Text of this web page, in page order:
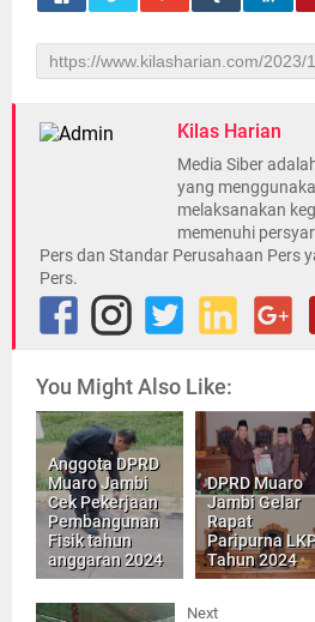
Kilas Harian
Media Siber
yang
melaksanakan
memenuhi
Pers dan Standar Perusahaan Pers
Pers.
You Might Also Like:
Anggota DPRD
Muaro Jambi
Cek Pekerjaan
Pembangunan
Fisik tahun
anggaran 2024
DPRD Muaro
Jambi Gelar
Rapat
Paripurna
Tahun 2024
Next